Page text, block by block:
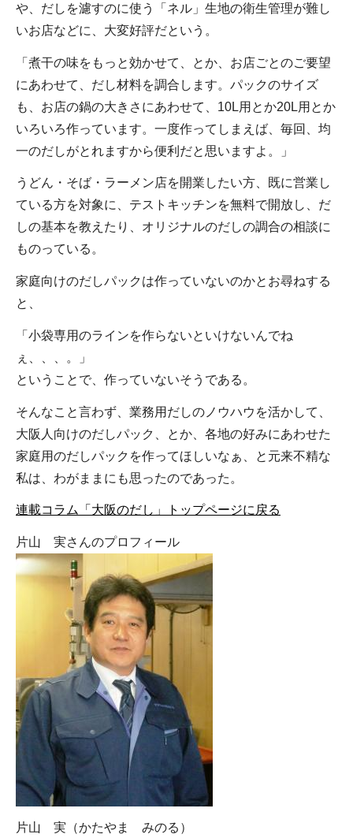
や、だしを濾すのに使う「ネル」生地の衛生管理が難し
いお店などに、大変好評だという。
「煮干の味をもっと効かせて、とか、お店ごとのご要望
にあわせて、だし材料を調合します。パックのサイズ
も、お店の鍋の大きさにあわせて、10L用とか20L用とか
いろいろ作っています。一度作ってしまえば、毎回、均
一のだしがとれますから便利だと思いますよ。」
うどん・そば・ラーメン店を開業したい方、既に営業し
ている方を対象に、テストキッチンを無料で開放し、だ
しの基本を教えたり、オリジナルのだしの調合の相談に
ものっている。
家庭向けのだしパックは作っていないのかとお尋ねする
と、
「小袋専用のラインを作らないといけないんでね
ぇ、、、。」
ということで、作っていないそうである。
そんなこと言わず、業務用だしのノウハウを活かして、
大阪人向けのだしパック、とか、各地の好みにあわせた
家庭用のだしパックを作ってほしいなぁ、と元来不精な
私は、わがままにも思ったのであった。
連載コラム「大阪のだし」トップページに戻る
片山 実さんのプロフィール
片山 実（かたやま みのる）